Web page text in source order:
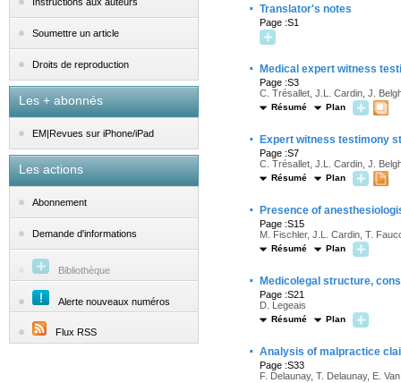
Soumettre un article
Droits de reproduction
Les + abonnés
EM|Revues sur iPhone/iPad
Les actions
Abonnement
Demande d'informations
Bibliothèque
Alerte nouveaux numéros
Flux RSS
· Translator's notes
Page :S1
· Medical expert witness
Page :S3
C. Trésallet, J.L. Cardin, J.
Résumé Plan
· Expert witness testimony
Page :S7
C. Trésallet, J.L. Cardin, J.
Résumé Plan
· Presence of
Page :S15
M. Fischler, J.L. Cardin, T.
Résumé Plan
· Medicolegal structure,
Page :S21
D. Legeais
Résumé Plan
· Analysis of malpractice
Page :S33
F. Delaunay, T. Delaunay, E.